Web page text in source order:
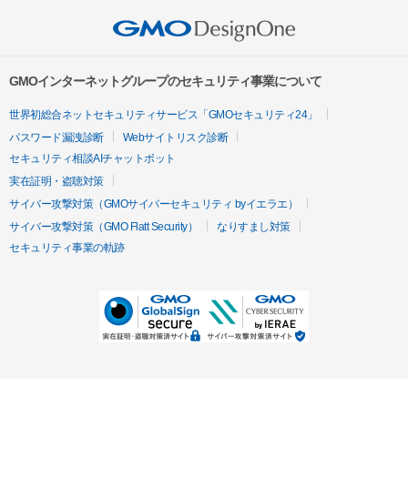
GMOインターネットグループのセキュリティ事業について
世界初総合ネットセキュリティサービス「GMOセキュリティ24」
パスワード漏洩診断
Webサイトリスク診断
セキュリティ相談AIチャットボット
実在証明・盗聴対策
サイバー攻撃対策（GMOサイバーセキュリティ byイエラエ）
サイバー攻撃対策（GMO Flatt Security）
なりすまし対策
セキュリティ事業の軌跡